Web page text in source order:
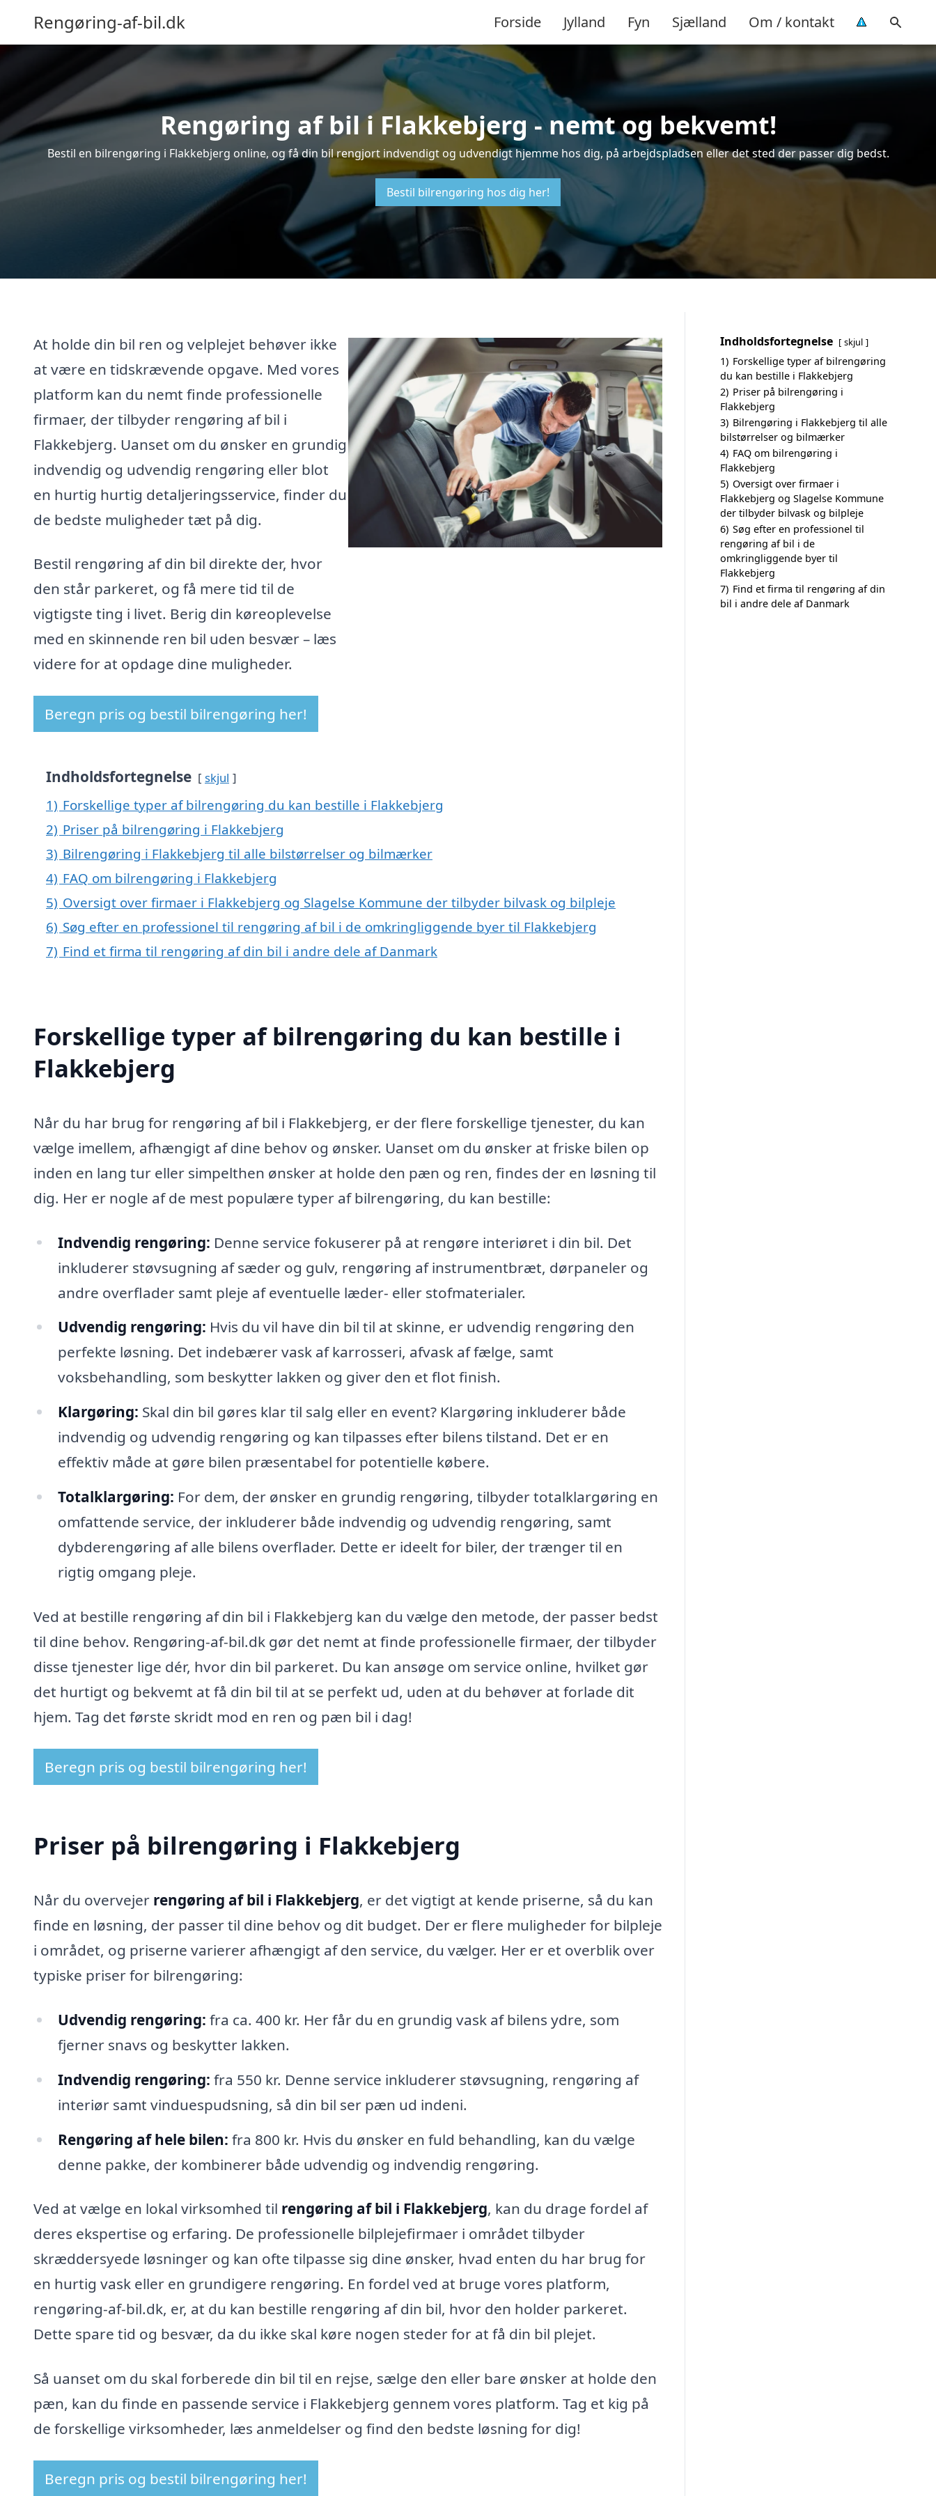
Rengøring-af-bil.dk Forside Jylland Fyn Sjælland Om / kontakt
Rengøring af bil i Flakkebjerg - nemt og bekvemt!
Bestil en bilrengøring i Flakkebjerg online, og få din bil rengjort indvendigt og udvendigt hjemme hos dig, på arbejdspladsen eller det sted der passer dig bedst.
Bestil bilrengøring hos dig her!
At holde din bil ren og velplejet behøver ikke
at være en tidskrævende opgave. Med vores
platform kan du nemt finde professionelle
firmaer, der tilbyder rengøring af bil i
Flakkebjerg. Uanset om du ønsker en grundig
indvendig og udvendig rengøring eller blot
en hurtig hurtig detaljeringsservice, finder du
de bedste muligheder tæt på dig.
Bestil rengøring af din bil direkte der, hvor
den står parkeret, og få mere tid til de
vigtigste ting i livet. Berig din køreoplevelse
med en skinnende ren bil uden besvær – læs
videre for at opdage dine muligheder.
Beregn pris og bestil bilrengøring her!
Indholdsfortegnelse skjul
1) Forskellige typer af bilrengøring du kan bestille i Flakkebjerg
2) Priser på bilrengøring i Flakkebjerg
3) Bilrengøring i Flakkebjerg til alle bilstørrelser og bilmærker
4) FAQ om bilrengøring i Flakkebjerg
5) Oversigt over firmaer i Flakkebjerg og Slagelse Kommune der tilbyder bilvask og bilpleje
6) Søg efter en professionel til rengøring af bil i de omkringliggende byer til Flakkebjerg
7) Find et firma til rengøring af din bil i andre dele af Danmark
Forskellige typer af bilrengøring du kan bestille i
Flakkebjerg
Når du har brug for rengøring af bil i Flakkebjerg, er der flere forskellige tjenester, du kan
vælge imellem, afhængigt af dine behov og ønsker. Uanset om du ønsker at friske bilen op
inden en lang tur eller simpelthen ønsker at holde den pæn og ren, findes der en løsning til
dig. Her er nogle af de mest populære typer af bilrengøring, du kan bestille:
Indvendig rengøring: Denne service fokuserer på at rengøre interiøret i din bil. Det
inkluderer støvsugning af sæder og gulv, rengøring af instrumentbræt, dørpaneler og
andre overflader samt pleje af eventuelle læder- eller stofmaterialer.
Udvendig rengøring: Hvis du vil have din bil til at skinne, er udvendig rengøring den
perfekte løsning. Det indebærer vask af karrosseri, afvask af fælge, samt
voksbehandling, som beskytter lakken og giver den et flot finish.
Klargøring: Skal din bil gøres klar til salg eller en event? Klargøring inkluderer både
indvendig og udvendig rengøring og kan tilpasses efter bilens tilstand. Det er en
effektiv måde at gøre bilen præsentabel for potentielle købere.
Totalklargøring: For dem, der ønsker en grundig rengøring, tilbyder totalklargøring en
omfattende service, der inkluderer både indvendig og udvendig rengøring, samt
dybderengøring af alle bilens overflader. Dette er ideelt for biler, der trænger til en
rigtig omgang pleje.
Ved at bestille rengøring af din bil i Flakkebjerg kan du vælge den metode, der passer bedst
til dine behov. Rengøring-af-bil.dk gør det nemt at finde professionelle firmaer, der tilbyder
disse tjenester lige dér, hvor din bil parkeret. Du kan ansøge om service online, hvilket gør
det hurtigt og bekvemt at få din bil til at se perfekt ud, uden at du behøver at forlade dit
hjem. Tag det første skridt mod en ren og pæn bil i dag!
Beregn pris og bestil bilrengøring her!
Priser på bilrengøring i Flakkebjerg
Når du overvejer rengøring af bil i Flakkebjerg, er det vigtigt at kende priserne, så du kan
finde en løsning, der passer til dine behov og dit budget. Der er flere muligheder for bilpleje
i området, og priserne varierer afhængigt af den service, du vælger. Her er et overblik over
typiske priser for bilrengøring:
Udvendig rengøring: fra ca. 400 kr. Her får du en grundig vask af bilens ydre, som
fjerner snavs og beskytter lakken.
Indvendig rengøring: fra 550 kr. Denne service inkluderer støvsugning, rengøring af
interiør samt vinduespudsning, så din bil ser pæn ud indeni.
Rengøring af hele bilen: fra 800 kr. Hvis du ønsker en fuld behandling, kan du vælge
denne pakke, der kombinerer både udvendig og indvendig rengøring.
Ved at vælge en lokal virksomhed til rengøring af bil i Flakkebjerg, kan du drage fordel af
deres ekspertise og erfaring. De professionelle bilplejefirmaer i området tilbyder
skræddersyede løsninger og kan ofte tilpasse sig dine ønsker, hvad enten du har brug for
en hurtig vask eller en grundigere rengøring. En fordel ved at bruge vores platform,
rengøring-af-bil.dk, er, at du kan bestille rengøring af din bil, hvor den holder parkeret.
Dette spare tid og besvær, da du ikke skal køre nogen steder for at få din bil plejet.
Så uanset om du skal forberede din bil til en rejse, sælge den eller bare ønsker at holde den
pæn, kan du finde en passende service i Flakkebjerg gennem vores platform. Tag et kig på
de forskellige virksomheder, læs anmeldelser og find den bedste løsning for dig!
Beregn pris og bestil bilrengøring her!
Indholdsfortegnelse skjul
1) Forskellige typer af bilrengøring
du kan bestille i Flakkebjerg
2) Priser på bilrengøring i
Flakkebjerg
3) Bilrengøring i Flakkebjerg til alle
bilstørrelser og bilmærker
4) FAQ om bilrengøring i
Flakkebjerg
5) Oversigt over firmaer i
Flakkebjerg og Slagelse Kommune
der tilbyder bilvask og bilpleje
6) Søg efter en professionel til
rengøring af bil i de
omkringliggende byer til
Flakkebjerg
7) Find et firma til rengøring af din
bil i andre dele af Danmark